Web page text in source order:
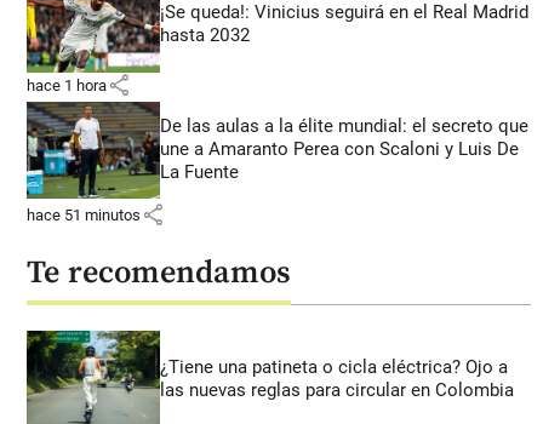
¡Se queda!: Vinicius seguirá en el Real Madrid
hasta 2032
hace 1 hora share
De las aulas a la élite mundial: el secreto que
une a Amaranto Perea con Scaloni y Luis De
La Fuente
hace 51 minutos share
Te recomendamos
¿Tiene una patineta o cicla eléctrica? Ojo a
las nuevas reglas para circular en Colombia